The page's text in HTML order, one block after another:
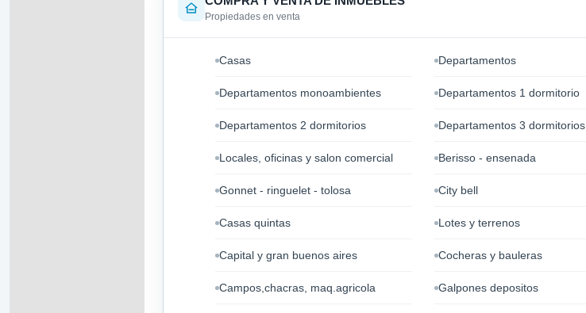
Propiedades en venta
Casas Departamentos
Departamentos monoambientes Departamentos 1 dormitorio
Departamentos 2 dormitorios Departamentos 3 dormitorios
Locales, oficinas y salon comercial Berisso - ensenada
Gonnet - ringuelet - tolosa City bell
Casas quintas Lotes y terrenos
Capital y gran buenos aires Cocheras y bauleras
Campos,chacras, maq.agricola Galpones depositos